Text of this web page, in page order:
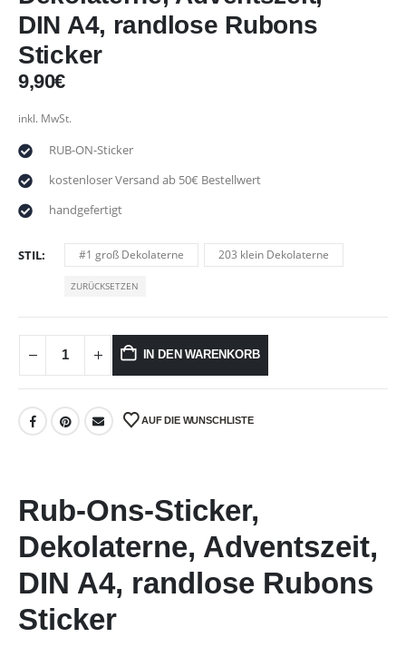
DIN A4, randlose Rubons
Sticker
9,90€
inkl. MwSt.
RUB-ON-Sticker
kostenloser Versand ab 50€ Bestellwert
handgefertigt
STIL #1 groß Dekolaterne 203 klein Dekolaterne
ZURÜCKSETZEN
IN DEN WARENKORB
AUF DIE WUNSCHLISTE
Rub-Ons-Sticker,
Dekolaterne, Adventszeit,
DIN A4, randlose Rubons
Sticker